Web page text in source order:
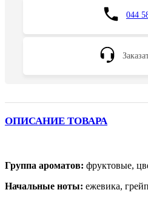
044
ОПИСАНИЕ ТОВАРА
Группа ароматов: фруктовые,
Начальные ноты: ежевика,